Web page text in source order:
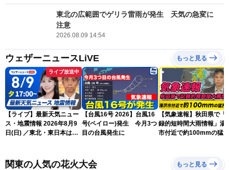
東北の広範囲でゲリラ雷雨が発生 天気の急変に
注意
2026.08.09 14:54
ウェザーニュースLiVE もっと見る
ライブ放送中
【ライブ】最新天気ニュー
ス・地震情報 2026年8月9
日(日) ／東北・東日本は急
北美月／芳野達郎〉
【台風16号 2026】台風16
号(ペイロー)発生 今月3つ
目の台風発生に
【気象速報】秋田県で「
録的短時間大雨情報」湯
市付近で約100mmの猛烈
関東の人気の花火大会 もっと見る